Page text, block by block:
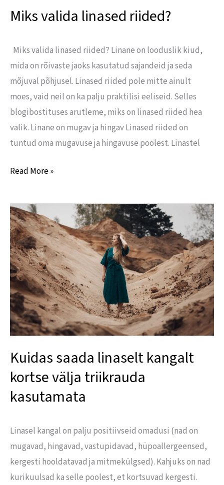
Miks valida linased riided?
Miks valida linased riided? Linane on looduslik kiud,
mida on rõivaste jaoks kasutatud sajandeid ja seda
mõjuval põhjusel. Linased riided pole mitte ainult
moes, vaid neil on ka palju praktilisi eeliseid. Selles
blogibostituses arutleme, miks on linased riided hea
valik. Linane on mugav ja hingav Linased riided on
tuntud oma mugavuse ja hingavuse poolest. Linastel
Read More »
Kuidas saada linaselt kangalt
kortse välja triikrauda
kasutamata
Linasel kangal on palju positiivseid omadusi (nad on
mugavad, hingavad, vastupidavad, hüpoallergeensed,
kergesti hooldatavad ja mitmekülgsed). Kahjuks on nad
kurikuulsad ka selle poolest, et kortsuvad kergesti.
Kuidas
saada
linaselt
kangalt
kortse
välja
triikrauda
kasutamata